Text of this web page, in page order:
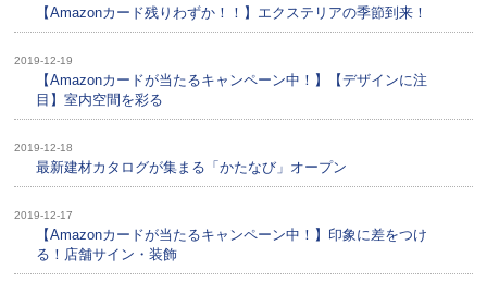
【Amazonカード残りわずか！！】エクステリアの季節到来！
2019-12-19
【Amazonカードが当たるキャンペーン中！】【デザインに注
目】室内空間を彩る
2019-12-18
最新建材カタログが集まる「かたなび」オープン
2019-12-17
【Amazonカードが当たるキャンペーン中！】印象に差をつけ
る！店舗サイン・装飾